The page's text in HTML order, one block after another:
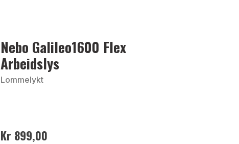
Nebo Galileo1600 Flex
Arbeidslys
Lommelykt
Kr 899,00